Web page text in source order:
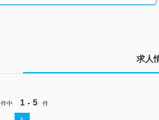
求人
件中 1 - 5 件